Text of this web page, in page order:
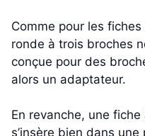
Comme pour les
ronde à trois broches
conçue pour des
alors un adaptateur.
En revanche, une
s’insère bien dans